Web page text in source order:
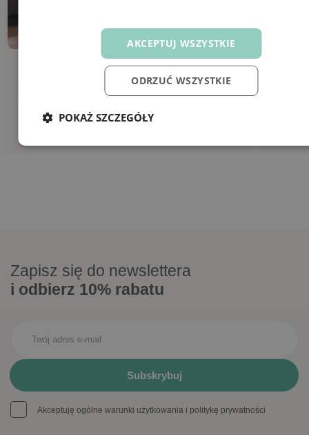
09 października 2024
Jak urządzić kącik relaksacyjny w pokoju
dziecka? 10 najważniejszych zasad
Zapisz się do newslettera
i odbierz 10% rabatu
Akceptuję ogólne warunki użytkowania i politykę prywatności
AKCEPTUJ WSZYSTKIE
ODRZUĆ WSZYSTKIE
POKAŻ SZCZEGÓŁY